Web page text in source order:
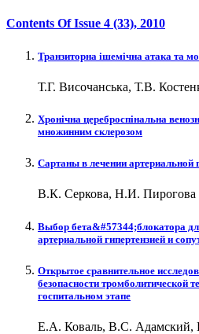
Contents Of Issue 4 (33), 2010
Транзиторна ішемічна атака та
Т.Г. Височанська, Т.В.
Хронічна цереброспінальна
множинним склерозом
Сартаны в лечении артериальной
В.К. Серкова, Н.И. Пирогова
Выбор бета&#57344;блокатора
артериальной гипертензией и
Открытое сравнительное
безопасности тромболитической
госпитальном этапе
Е.А. Коваль, В.С. Адамский,